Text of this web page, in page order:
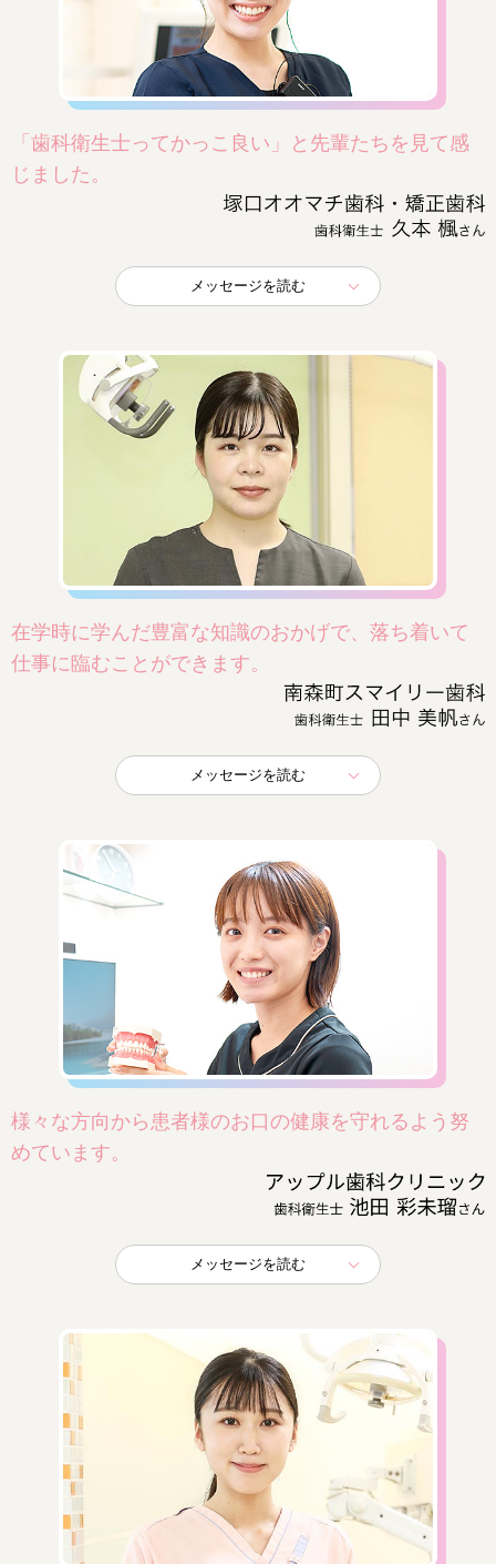
「歯科衛生士ってかっこ良い」と先輩たちを見て感
じました。
メッセージを読む
在学時に学んだ豊富な知識のおかげで、落ち着いて
仕事に臨むことができます。
メッセージを読む
様々な方向から患者様のお口の健康を守れるよう努
めています。
メッセージを読む